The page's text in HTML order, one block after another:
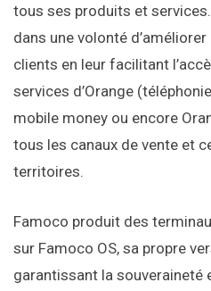
tous ses produits et
dans une volonté d’améliorer
clients en leur facilitant
services d’Orange
mobile money ou encore
tous les canaux de vente et
territoires.
Famoco produit des
sur Famoco OS, sa propre
garantissant la souveraineté